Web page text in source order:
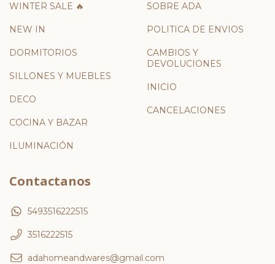
WINTER SALE 🔥
NEW IN
DORMITORIOS
SILLONES Y MUEBLES
DECO
COCINA Y BAZAR
ILUMINACIÓN
SOBRE ADA
POLITICA DE ENVIOS
CAMBIOS Y
DEVOLUCIONES
INICIO
CANCELACIONES
Contactanos
5493516222515
3516222515
adahomeandwares@gmail.com